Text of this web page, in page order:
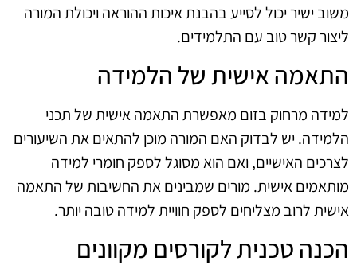
משוב ישיר יכול לסייע בהבנת איכות ההוראה ויכולת המורה
ליצור קשר טוב עם התלמידים.
התאמה אישית של הלמידה
למידה מרחוק בזום מאפשרת התאמה אישית של תכני
הלמידה. יש לבדוק האם המורה מוכן להתאים את השיעורים
לצרכים האישיים, ואם הוא מסוגל לספק חומרי למידה
מותאמים אישית. מורים שמבינים את החשיבות של התאמה
אישית לרוב מצליחים לספק חוויית למידה טובה יותר.
הכנה טכנית לקורסים מקוונים